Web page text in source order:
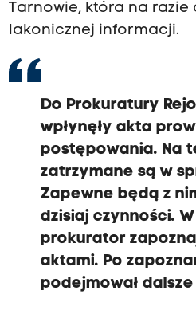
Tarnowie, która na razie
lakonicznej informacji.
Do Prokuratury
wpłynęły akta
postępowania. Na
zatrzymane są w
Zapewne będą z
dzisiaj czynności.
prokurator
aktami. Po
podejmował